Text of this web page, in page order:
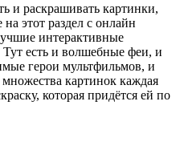
и раскрашивать картинки,
этот раздел с онлайн
интерактивные
есть и волшебные феи, и
герои мультфильмов, и
картинок каждая
которая придётся ей по